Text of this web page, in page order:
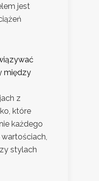
jest
między
z
które
każdego
stylach